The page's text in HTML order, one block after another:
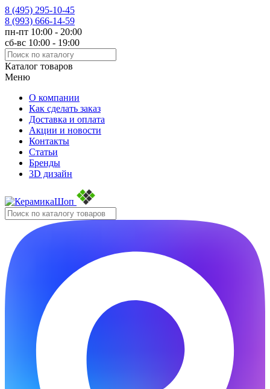
8 (495) 295-10-45
8 (993) 666-14-59
пн-пт 10:00 - 20:00
сб-вс 10:00 - 19:00
Каталог товаров
Меню
О компании
Как сделать заказ
Доставка и оплата
Акции и новости
Контакты
Статьи
Бренды
3D дизайн